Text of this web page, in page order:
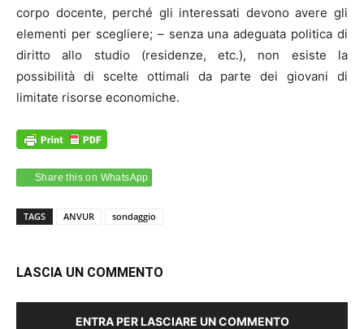
corpo docente, perché gli interessati devono avere gli
elementi per scegliere; – senza una adeguata politica di
diritto allo studio (residenze, etc.), non esiste la
possibilità di scelte ottimali da parte dei giovani di
limitate risorse economiche.
Share this on WhatsApp
TAGS ANVUR sondaggio
LASCIA UN COMMENTO
ENTRA PER LASCIARE UN COMMENTO